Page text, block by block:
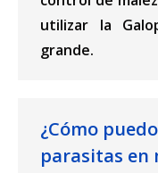
utilizar la
grande.
¿Cómo
parasitas en